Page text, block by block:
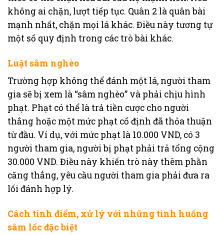
không ai chặn, lượt tiếp tục. Quân 2 là quân bài
mạnh nhất, chặn mọi lá khác. Điều này tương tự
một số quy định trong các trò bài khác.
Luật sâm nghèo
Trường hợp không thể đánh một lá, người tham
gia sẽ bị xem là “sâm nghèo” và phải chịu hình
phạt. Phạt có thể là trả tiền cược cho người
thắng hoặc một mức phạt cố định đã thỏa thuận
từ đầu. Ví dụ, với mức phạt là 10.000 VND, có 3
người tham gia, người bị phạt phải trả tổng cộng
30.000 VND. Điều này khiến trò này thêm phần
căng thẳng, yêu cầu người tham gia phải đưa ra
lối đánh hợp lý.
Cách tính điểm, xử lý với những tình huống
sâm lốc đặc biệt